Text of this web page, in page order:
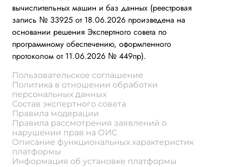
вычислительных машин и баз данных (реестровая
запись № 33925 от 18.06.2026 произведена на
основании решения Экспертного совета по
программному обеспечению, оформленного
протоколом от 11.06.2026 № 449пр).
Пользовательское соглашение
Политика в отношении обработки
персональных данных
Состав экспертного совета
Правила модерации
Правила рассмотрения заявлений о
нарушении прав на ОИС
Описание функциональных характеристик
платформы
Информация об установке платформы